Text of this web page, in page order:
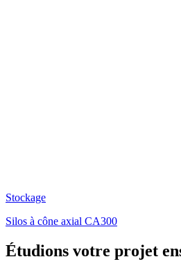
Stockage
Silos à cône axial CA300
Étudions votre projet